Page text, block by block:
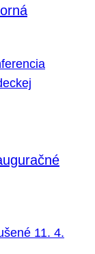
11. 4.